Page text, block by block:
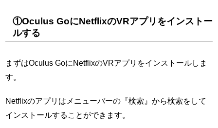
①Oculus GoにNetflixのVRアプリをインストー
ルする
まずはOculus GoにNetflixのVRアプリをインストールしま
す。
Netflixのアプリはメニューバーの『検索』から検索をして
インストールすることができます。